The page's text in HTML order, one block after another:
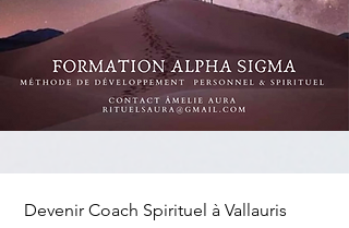
Devenir Coach Spirituel à Vallauris